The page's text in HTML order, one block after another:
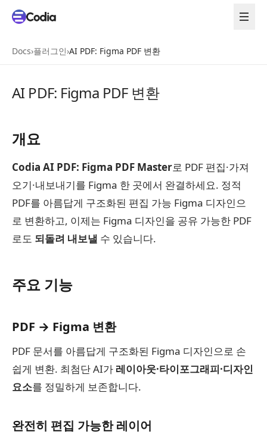
Docs›플러그인›AI PDF: Figma PDF 변환
AI PDF: Figma PDF 변환
개요
Codia AI PDF: Figma PDF Master로 PDF 편집·가져
오기·내보내기를 Figma 한 곳에서 완결하세요. 정적
PDF를 아름답게 구조화된 편집 가능 Figma 디자인으
로 변환하고, 이제는 Figma 디자인을 공유 가능한 PDF
로도 되돌려 내보낼 수 있습니다.
주요 기능
PDF → Figma 변환
PDF 문서를 아름답게 구조화된 Figma 디자인으로 손
쉽게 변환. 최첨단 AI가 레이아웃·타이포그래피·디자인
요소를 정밀하게 보존합니다.
완전히 편집 가능한 레이어